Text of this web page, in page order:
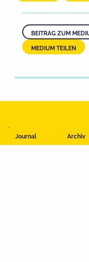
Journal Archiv
BEITRAG ZUM
MEDIUM TEILEN
Impressum
Datenschutzerklärung